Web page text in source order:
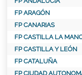
FP ARAGÓN
FP CANARIAS
FP CASTILLA LA
FP CASTILLA Y LEÓN
FP CATALUÑA
FP CIUDAD